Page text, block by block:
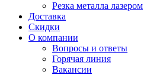
Резка металла лазером
Доставка
Скидки
О компании
Вопросы и ответы
Горячая линия
Вакансии